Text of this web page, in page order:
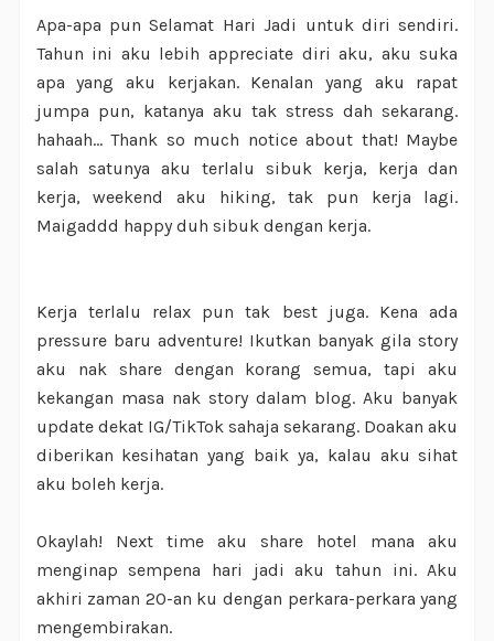
Apa-apa pun Selamat Hari Jadi untuk diri sendiri.
Tahun ini aku lebih appreciate diri aku, aku suka
apa yang aku kerjakan. Kenalan yang aku rapat
jumpa pun, katanya aku tak stress dah sekarang.
hahaah... Thank so much notice about that! Maybe
salah satunya aku terlalu sibuk kerja, kerja dan
kerja, weekend aku hiking, tak pun kerja lagi.
Maigaddd happy duh sibuk dengan kerja.
Kerja terlalu relax pun tak best juga. Kena ada
pressure baru adventure! Ikutkan banyak gila story
aku nak share dengan korang semua, tapi aku
kekangan masa nak story dalam blog. Aku banyak
update dekat IG/TikTok sahaja sekarang. Doakan aku
diberikan kesihatan yang baik ya, kalau aku sihat
aku boleh kerja.
Okaylah! Next time aku share hotel mana aku
menginap sempena hari jadi aku tahun ini. Aku
akhiri zaman 20-an ku dengan perkara-perkara yang
mengembirakan.